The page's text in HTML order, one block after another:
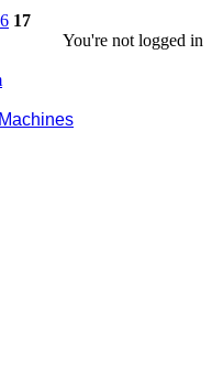
17
You're not logged in